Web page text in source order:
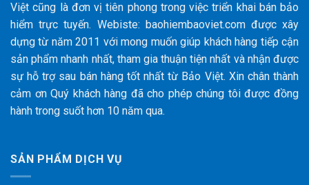
Việt cũng là đơn vị tiên phong trong việc triển khai bán bảo
hiểm trực tuyến. Webiste: baohiembaoviet.com được xây
dựng từ năm 2011 với mong muốn giúp khách hàng tiếp cận
sản phẩm nhanh nhất, tham gia thuận tiện nhất và nhận được
sự hỗ trợ sau bán hàng tốt nhất từ Bảo Việt. Xin chân thành
cảm ơn Quý khách hàng đã cho phép chúng tôi được đồng
hành trong suốt hơn 10 năm qua.
SẢN PHẨM DỊCH VỤ